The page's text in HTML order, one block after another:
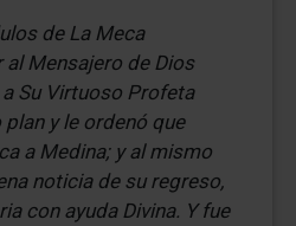
de La Meca
Mensajero de Dios
a Su Virtuoso Profeta
y le ordenó que
a Medina; y al mismo
noticia de su regreso,
con ayuda Divina. Y fue